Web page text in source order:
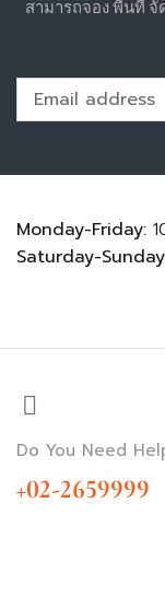
สามารถจอง พื้นที่
Monday-Friday:
Saturday-
Do You Need
+02-2659999